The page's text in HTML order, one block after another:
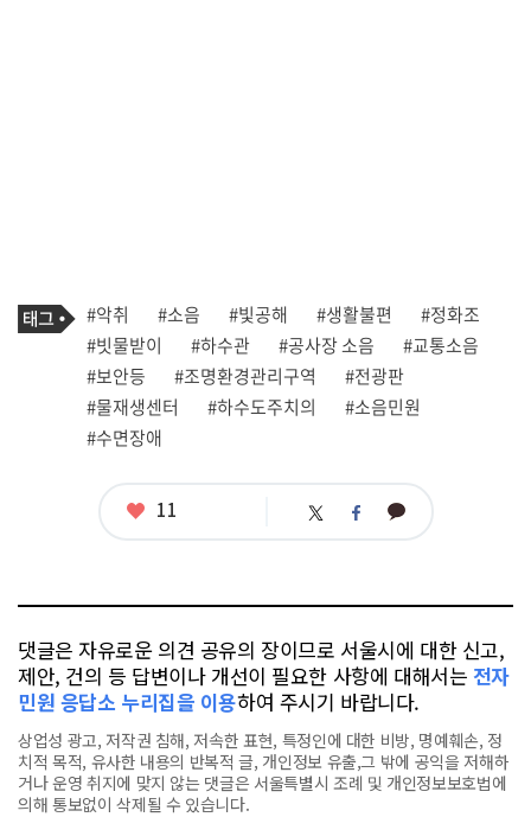
기
사
관
련
태
그
태
그
#악취 #소음 #빛공해 #생활불편
#정화조
#빗물받이
#하수관 #공사장 소음
#교통소음
#보안등
#조명환경관리구역
#전광판
#물재생센터
#하수도주치의
#소음민원
#수면장애
좋
11 트 페 카
댓글은 자유로운 의견 공유의 장이므로 서울시에 대한 신고,
제안, 건의 등 답변이나 개선이 필요한 사항에 대해서는 전자
민원 응답소 누리집을 이용하여 주시기 바랍니다.
상업성 광고, 저작권 침해, 저속한 표현, 특정인에 대한 비방, 명예훼손, 정
치적 목적, 유사한 내용의 반복적 글, 개인정보 유출,그 밖에 공익을 저해하
거나 운영 취지에 맞지 않는 댓글은 서울특별시 조례 및 개인정보보호법에
의해 통보없이 삭제될 수 있습니다.